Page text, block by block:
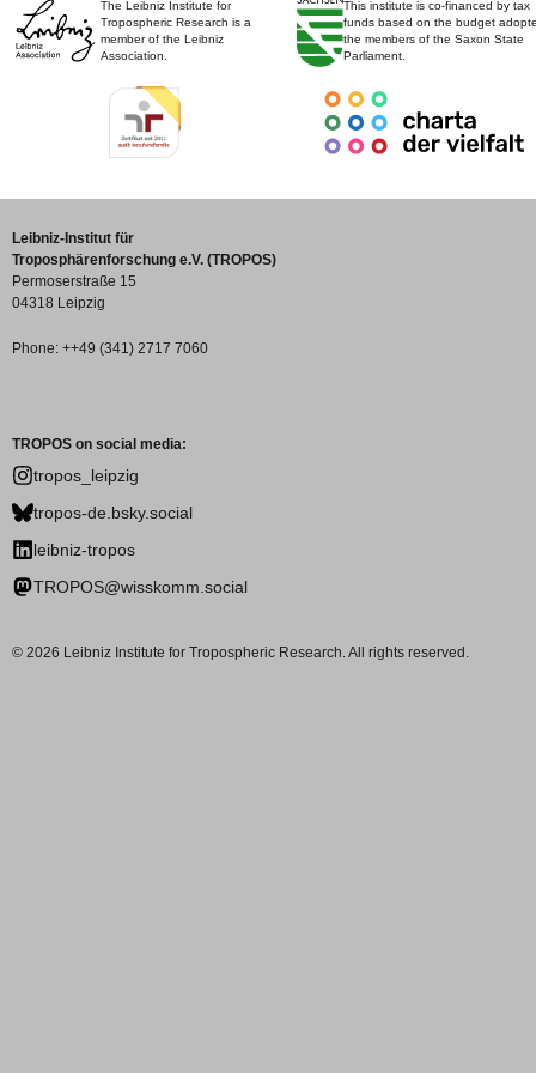
The Leibniz Institute for
Tropospheric Research is a
member of the Leibniz
Association.
This institute is co-financed by tax
funds based on the budget
the members of the Saxon State
Parliament.
Leibniz-Institut für
Troposphärenforschung e.V. (TROPOS)
Permoserstraße 15
04318 Leipzig
Phone: ++49 (341) 2717 7060
TROPOS on social media:
tropos_leipzig
tropos-de.bsky.social
leibniz-tropos
TROPOS@wisskomm.social
© 2026 Leibniz Institute for Tropospheric Research. All rights reserved.